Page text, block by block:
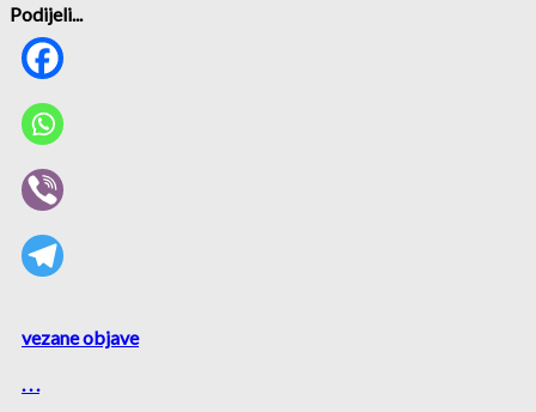
Podijeli...
vezane objave
. . .